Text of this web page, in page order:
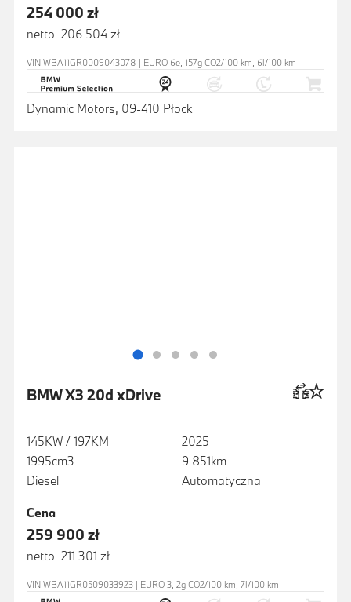
254 000 zł
netto 206 504 zł
VIN WBA11GR0009043078 | EURO 6e, 157g CO2/100 km, 6l/100 km
Dynamic Motors, 09-410 Płock
BMW X3 20d xDrive
145KW / 197KM
1995cm3
Diesel
2025
9 851km
Automatyczna
Cena
259 900 zł
netto 211 301 zł
VIN WBA11GR0509033923 | EURO 3, 2g CO2/100 km, 7l/100 km